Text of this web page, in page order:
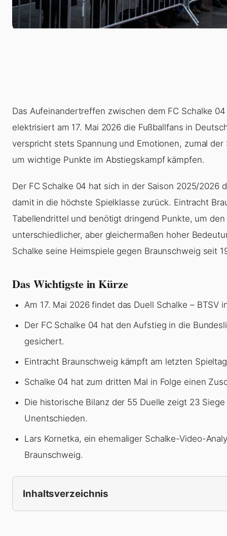
Das Aufeinandertreffen zwischen dem FC Schalke
elektrisiert am 17. Mai 2026 die Fußballfans in
verspricht stets Spannung und Emotionen, zumal
um wichtige Punkte im Abstiegskampf kämpfen.
Der FC Schalke 04 hat sich in der Saison 2025/
damit in die höchste Spielklasse zurück. Eintracht
Tabellendrittel und benötigt dringend Punkte, um
unterschiedlicher, aber gleichermaßen hoher
Schalke seine Heimspiele gegen Braunschweig seit
Das Wichtigste in Kürze
Am 17. Mai 2026 findet das Duell Schalke – BTSV
Der FC Schalke 04 hat den Aufstieg in die
gesichert.
Eintracht Braunschweig kämpft am letzten
Schalke 04 hat zum dritten Mal in Folge einen
Die historische Bilanz der 55 Duelle zeigt 23
Unentschieden.
Lars Kornetka, ein ehemaliger Schalke-Video-
Braunschweig.
Inhaltsverzeichnis